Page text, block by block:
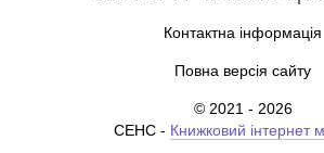
Контактна інформація
Повна версія сайту
© 2021 - 2026
СЕНС - Книжковий інтернет